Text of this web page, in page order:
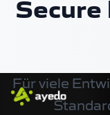
Secure
Für viele